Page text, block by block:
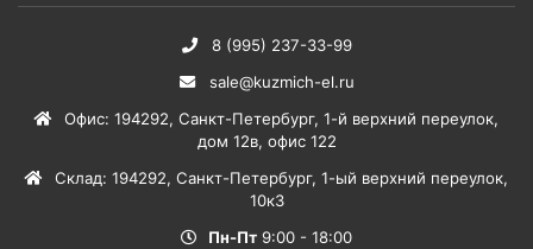
8 (995) 237-33-99
sale@kuzmich-el.ru
Офис: 194292, Санкт-Петербург, 1-й верхний переулок,
дом 12в, офис 122
Склад: 194292, Санкт-Петербург, 1-ый верхний переулок,
10к3
Пн-Пт 9:00 - 18:00